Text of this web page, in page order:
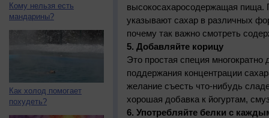
Кому нельзя есть
мандарины?
Как холод помогает
похудеть?
высокосахаросодержащая пища.
указывают сахар в различных
почему так важно смотреть
5. Добавляйте корицу
Это простая специя
поддержания концентрации
желание съесть что-нибудь
хорошая добавка к йогуртам,
6. Употребляйте белки с